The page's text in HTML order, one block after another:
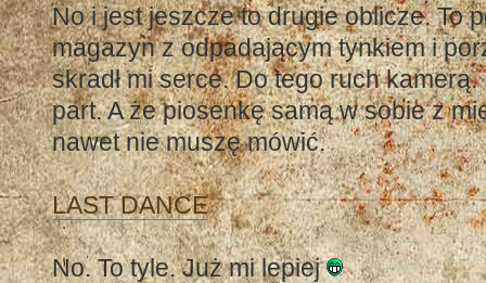
No i jest jeszcze to drugie oblicze. To
magazyn z odpadającym tynkiem i
skradł mi serce. Do tego ruch
part. A że piosenkę samą w sobie z
nawet nie muszę mówić.
LAST DANCE
No. To tyle. Już mi lepiej